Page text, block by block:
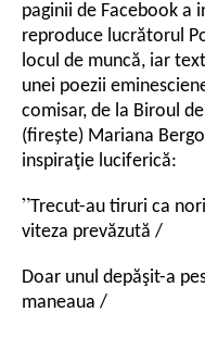
paginii de Facebook
reproduce lucrătorul
locul de muncă, iar
unei poezii
comisar, de la Biroul
(firește) Mariana
inspiraţie luciferică:
”Trecut-au tiruri ca
viteza prevăzută /
Doar unul depăşit-a
maneaua /